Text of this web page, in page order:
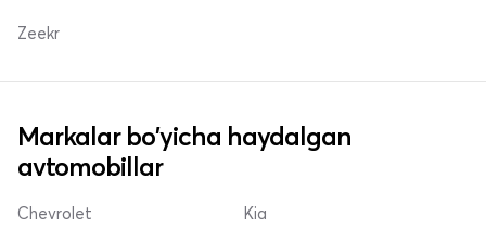
Zeekr
Markalar bo'yicha haydalgan
avtomobillar
Chevrolet Kia